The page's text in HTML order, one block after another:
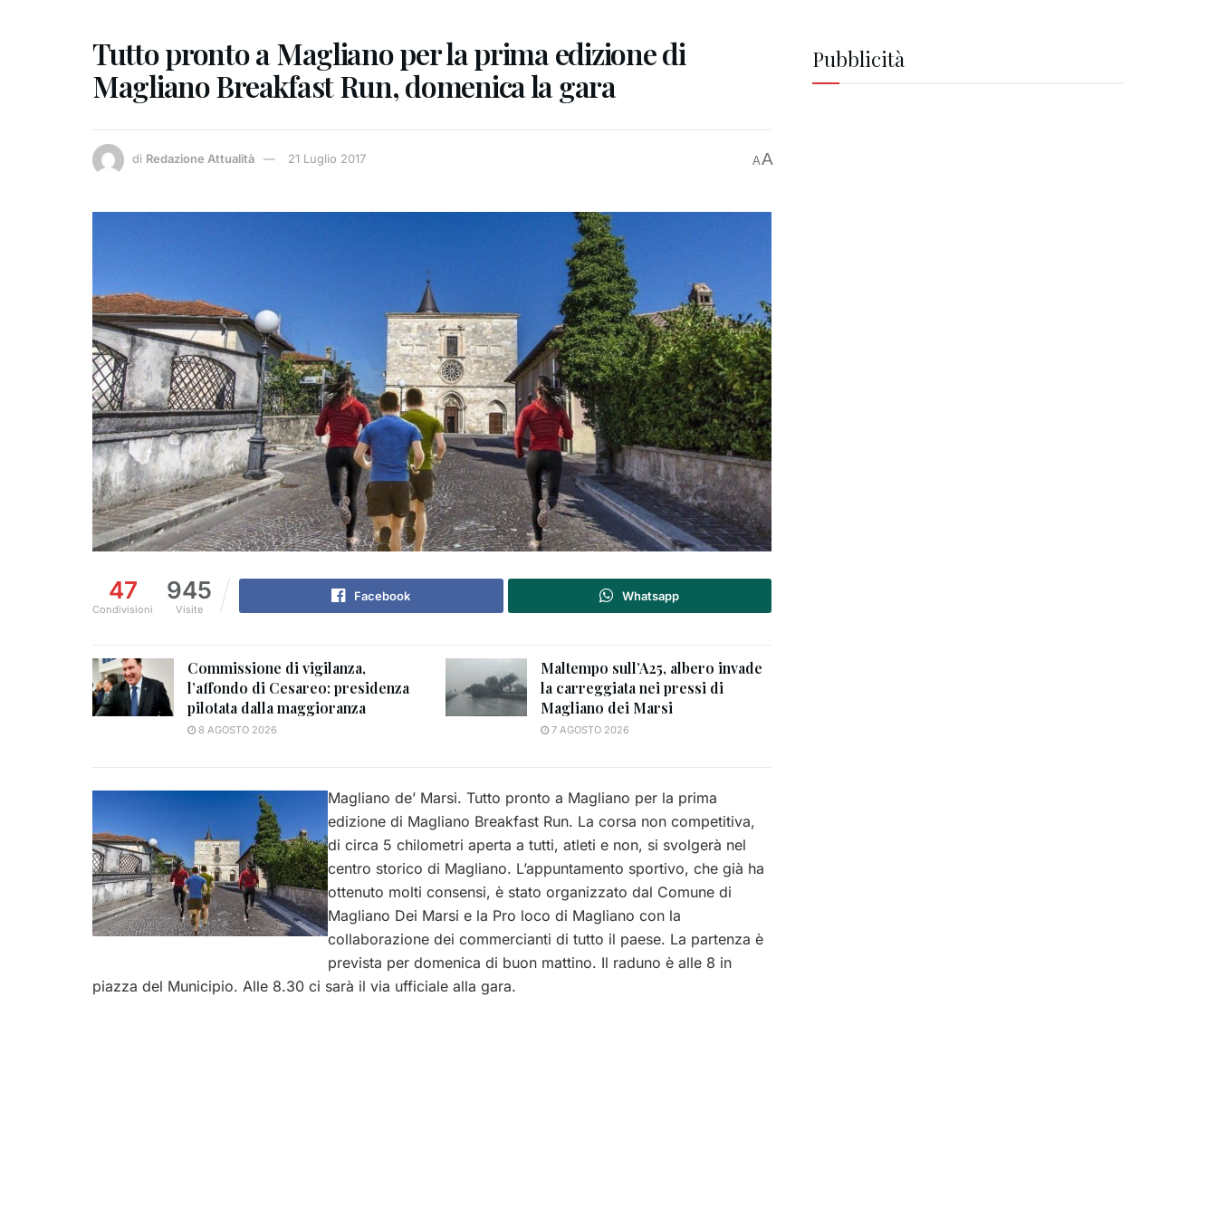
Tutto pronto a Magliano per la prima edizione di
Magliano Breakfast Run, domenica la gara
di Redazione Attualità 21 Luglio 2017 AA
47
Condivisioni
945
Visite
Facebook Whatsapp
Commissione di vigilanza,
l’affondo di Cesareo: presidenza
pilotata dalla maggioranza
8 AGOSTO 2026
Maltempo sull’A25, albero invade
la carreggiata nei pressi di
Magliano dei Marsi
7 AGOSTO 2026
Magliano de’ Marsi. Tutto pronto a Magliano per la prima
edizione di Magliano Breakfast Run. La corsa non competitiva,
di circa 5 chilometri aperta a tutti, atleti e non, si svolgerà nel
centro storico di Magliano. L’appuntamento sportivo, che già ha
ottenuto molti consensi, è stato organizzato dal Comune di
Magliano Dei Marsi e la Pro loco di Magliano con la
collaborazione dei commercianti di tutto il paese. La partenza è
prevista per domenica di buon mattino. Il raduno è alle 8 in
piazza del Municipio. Alle 8.30 ci sarà il via ufficiale alla gara.
Pubblicità